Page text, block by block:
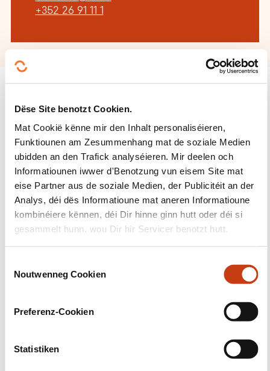
Dëse Site benotzt Cookien.
Mat Cookië kënne mir den Inhalt personaliséieren,
Funktiounen am Zesummenhang mat de soziale Medien
ubidden an den Trafick analyséieren. Mir deelen och
Informatiounen iwwer d'Benotzung vun eisem Site mat
eise Partner aus de soziale Medien, der Publicitéit an der
Analys, déi dës Informatioune mat aneren Informatioune
kombinéiere kënnen, déi Dir hinne ginn hutt oder déi si
gesammelt hunn, wou Dir hir Servicer benotzt hutt.
Noutwenneg Cookien
Preferenz-Cookien
Statistiken
+352 26 91 11 1
Suivéiert eis!
Facebook
TwitterLinkedInYouTube
Eis kontaktéieren